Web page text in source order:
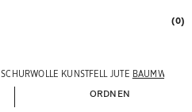
(0)
SCHURWOLLE KUNSTFELL JUTE BAUMWOLLE
ORDNEN